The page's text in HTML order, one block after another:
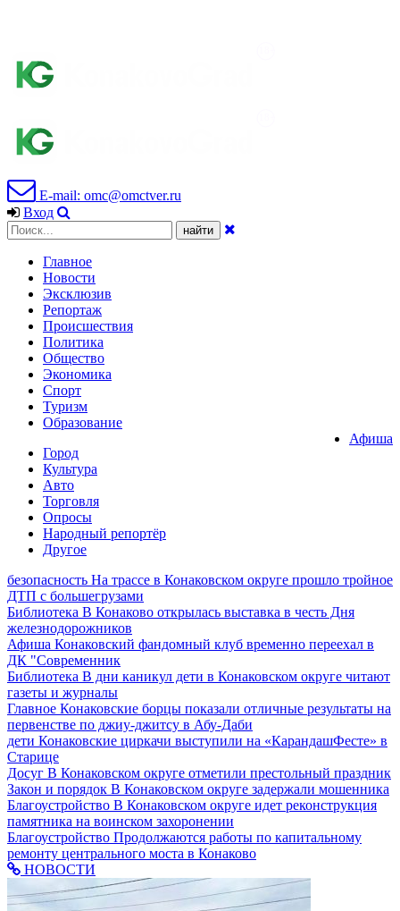
E-mail: omc@omctver.ru
Вход
Главное
Новости
Эксклюзив
Репортаж
Происшествия
Политика
Общество
Экономика
Спорт
Туризм
Образование
Афиша
Город
Культура
Авто
Торговля
Опросы
Народный репортёр
Другое
безопасность На трассе в Конаковском округе прошло тройное
ДТП с большегрузами
Библиотека В Конаково открылась выставка в честь Дня
железнодорожников
Афиша Конаковский фандомный клуб временно переехал в
ДК "Современник
Библиотека В дни каникул дети в Конаковском округе читают
газеты и журналы
Главное Конаковские борцы показали отличные результаты на
первенстве по джиу-джитсу в Абу-Даби
дети Конаковские циркачи выступили на «КарандашФесте» в
Старице
Досуг В Конаковском округе отметили престольный праздник
Закон и порядок В Конаковском округе задержали мошенника
Благоустройство В Конаковском округе идет реконструкция
памятника на воинском захоронении
Благоустройство Продолжаются работы по капитальному
ремонту центрального моста в Конаково
НОВОСТИ